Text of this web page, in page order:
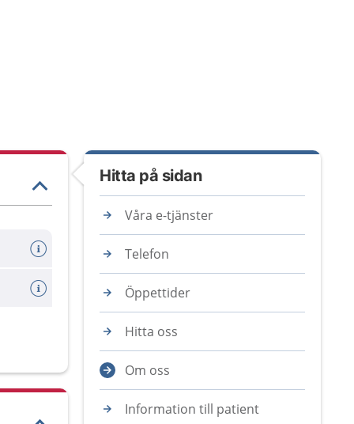
Hitta på sidan
Våra e-tjänster
Telefon
Öppettider
Hitta oss
Om oss
Information till patient